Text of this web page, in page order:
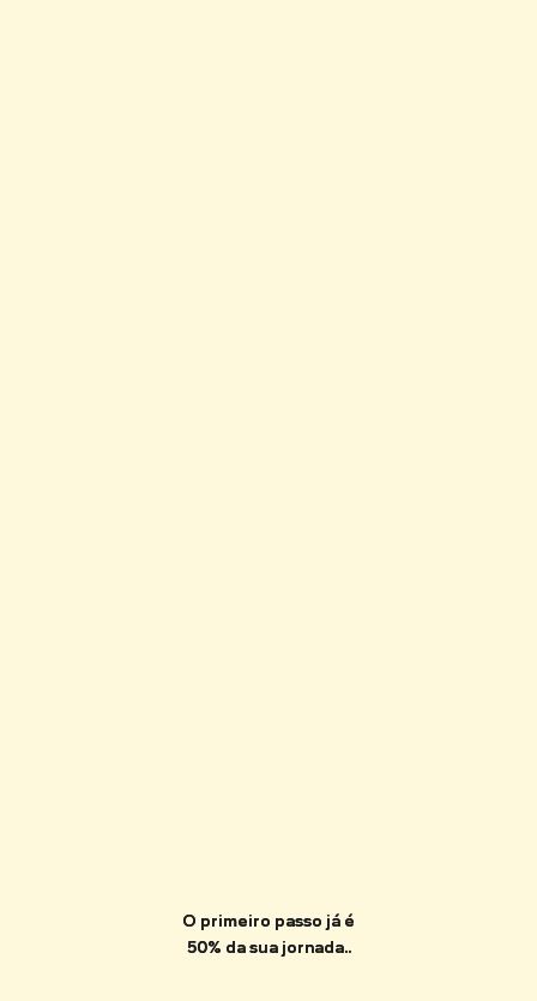
O primeiro passo já é
O primeiro passo já é
50% da sua jornada..
50% da sua jornada..